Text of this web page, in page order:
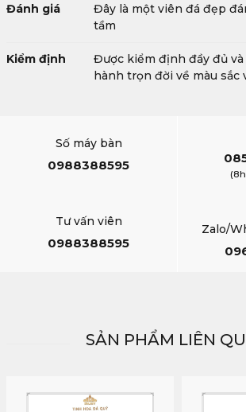
Đánh giá
Đây là một viên đá đẹp
tầm
Kiểm định
Được kiểm định đầy đủ
hành trọn đời về màu sắc
Số máy bàn
0988388595
Tư vấn viên
0988388595
Zalo/
SẢN PHẨM LIÊN